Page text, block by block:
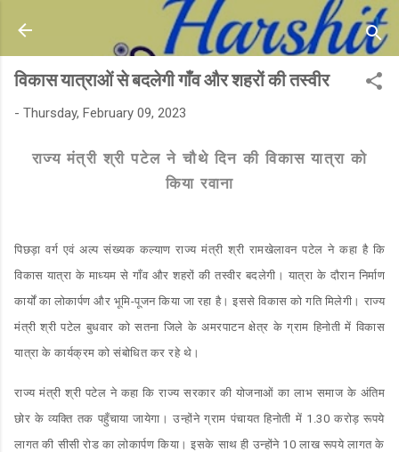
Skip to main content
विकास यात्राओं से बदलेगी गाँव और शहरों की तस्वीर
- Thursday, February 09, 2023
राज्य मंत्री श्री पटेल ने चौथे दिन की विकास यात्रा को
किया रवाना
पिछड़ा वर्ग एवं अल्प संख्यक कल्याण राज्य मंत्री श्री रामखेलावन पटेल ने कहा है कि
विकास यात्रा के माध्यम से गाँव और शहरों की तस्वीर बदलेगी। यात्रा के दौरान निर्माण
कार्यों का लोकार्पण और भूमि-पूजन किया जा रहा है। इससे विकास को गति मिलेगी। राज्य
मंत्री श्री पटेल बुधवार को सतना जिले के अमरपाटन क्षेत्र के ग्राम हिनोती में विकास
यात्रा के कार्यक्रम को संबोधित कर रहे थे।
राज्य मंत्री श्री पटेल ने कहा कि राज्य सरकार की योजनाओं का लाभ समाज के अंतिम
छोर के व्यक्ति तक पहुँचाया जायेगा। उन्होंने ग्राम पंचायत हिनोती में 1.30 करोड़ रूपये
लागत की सीसी रोड का लोकार्पण किया। इसके साथ ही उन्होंने 10 लाख रूपये लागत के